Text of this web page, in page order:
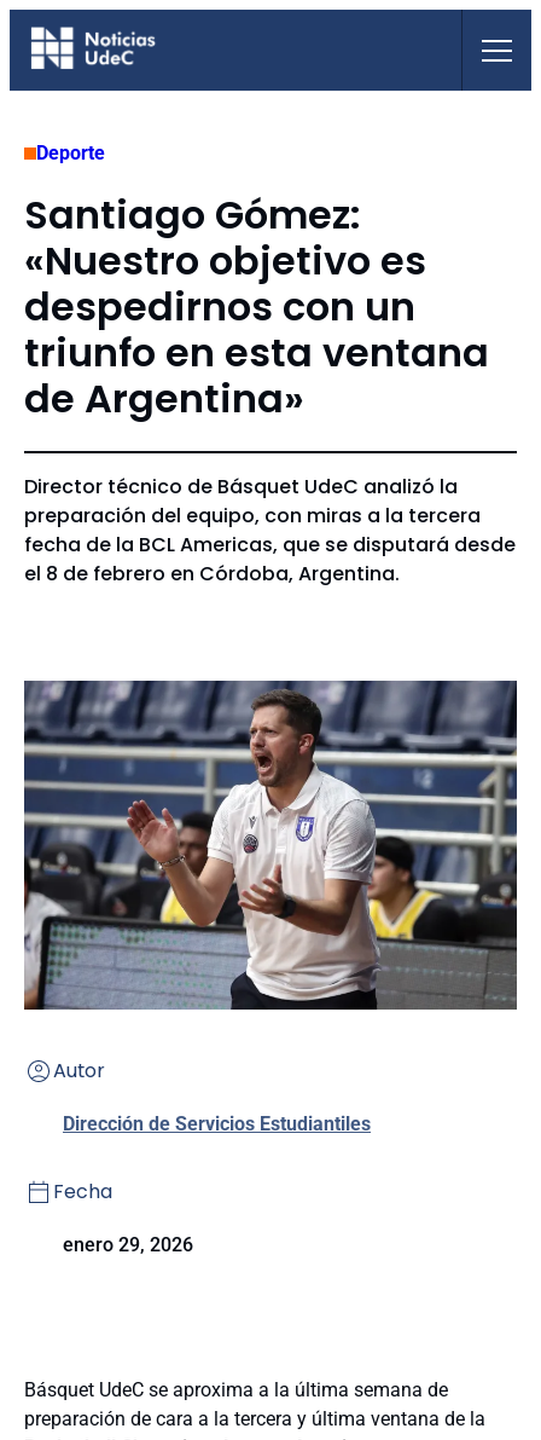
Saltar
Deporte
Santiago Gómez:
«Nuestro objetivo es
despedirnos con un
triunfo en esta ventana
de Argentina»
Director técnico de Básquet UdeC analizó la
preparación del equipo, con miras a la tercera
fecha de la BCL Americas, que se disputará desde
el 8 de febrero en Córdoba, Argentina.
Autor
Dirección de Servicios Estudiantiles
Fecha
enero 29, 2026
Básquet UdeC se aproxima a la última semana de
preparación de cara a la tercera y última ventana de la